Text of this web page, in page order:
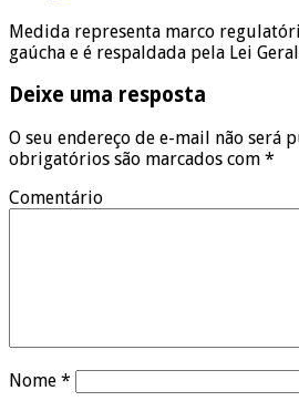
Medida representa marco
gaúcha e é respaldada pela Lei
Deixe uma resposta
O seu endereço de e-mail não será
obrigatórios são marcados com *
Comentário
Nome *